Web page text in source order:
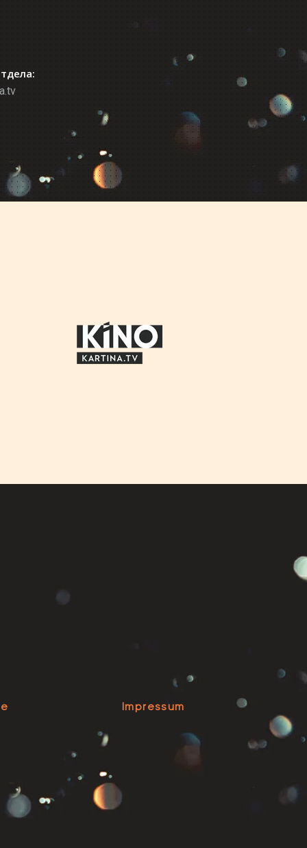
Impressum